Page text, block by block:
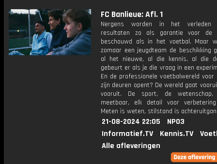
FC Banlieue: Afl. 1
Nergens worden in het verleden
resultaten zo als garantie voor de
beschouwd als in het voetbal. Maar
zomaar een jeugdteam de beschikking
al het nieuwe, al die kennis, al die
gebeurt er als je die vraag in een
En de professionele voetbalwereld voor
zijn deuren opent? De wereld gaat
vooruit. De sport, de
meetbaar, elk detail voor
Meten is weten, stilstand is
21-08-2024 22:05
NPO3
Informatief.TV
Kennis.TV
Alle afleveringen